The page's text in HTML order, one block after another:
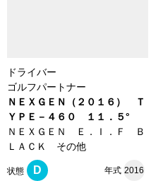
ドライバー
ゴルフパートナー
ＮＥＸＧＥＮ（２０１６） Ｔ
ＹＰＥ－４６０ １１．５°
ＮＥＸＧＥＮ Ｅ．Ｉ．Ｆ Ｂ
ＬＡＣＫ その他
状態 D 年式 2016